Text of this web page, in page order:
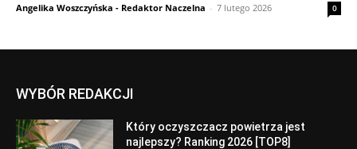
Angelika Woszczyńska - Redaktor Naczelna - 7 lutego 2026 0
WYBÓR REDAKCJI
Który oczyszczacz powietrza jest
najlepszy? Ranking 2026 [TOP8]